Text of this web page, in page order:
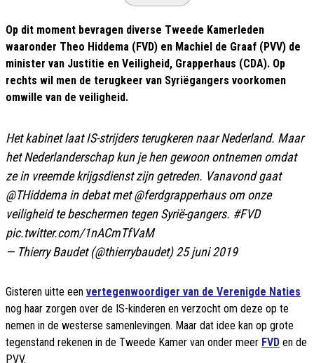
Op dit moment bevragen diverse Tweede Kamerleden
waaronder Theo Hiddema (FVD) en Machiel de Graaf (PVV) de
minister van Justitie en Veiligheid, Grapperhaus (CDA). Op
rechts wil men de terugkeer van Syriëgangers voorkomen
omwille van de veiligheid.
Het kabinet laat IS-strijders terugkeren naar Nederland. Maar
het Nederlanderschap kun je hen gewoon ontnemen omdat
ze in vreemde krijgsdienst zijn getreden. Vanavond gaat
@THiddemain debat met@ferdgrapperhausom onze
veiligheid te beschermen tegen Syrië-gangers. #FVD
pic.twitter.com/1nACmTfVaM
— Thierry Baudet (@thierrybaudet)25 juni 2019
Gisteren uitte een vertegenwoordiger van de Verenigde Naties
nog haar zorgen over de IS-kinderen en verzocht om deze op te
nemen in de westerse samenlevingen. Maar dat idee kan op grote
tegenstand rekenen in de Tweede Kamer van onder meer FVD en de
PVV.